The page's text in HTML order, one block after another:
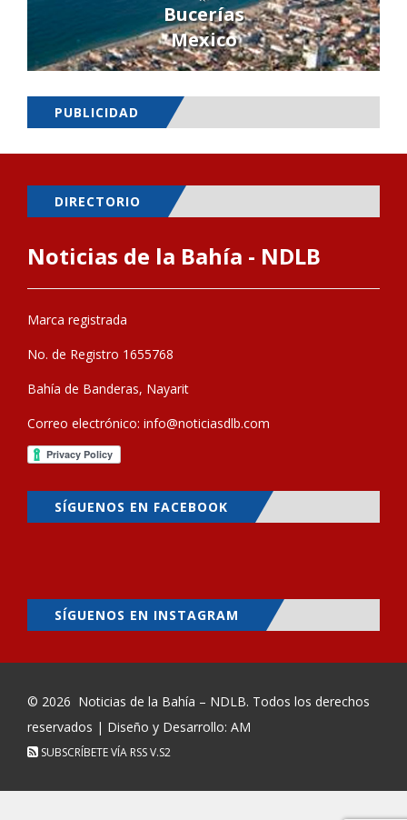
Bucerías
Mexico
PUBLICIDAD
DIRECTORIO
Noticias de la Bahía - NDLB
Marca registrada
No. de Registro 1655768
Bahía de Banderas, Nayarit
Correo electrónico: info@noticiasdlb.com
SÍGUENOS EN FACEBOOK
SÍGUENOS EN INSTAGRAM
© 2026 Noticias de la Bahía – NDLB. Todos los derechos
reservados | Diseño y Desarrollo: AM
SUBSCRÍBETE VÍA RSSV.S2